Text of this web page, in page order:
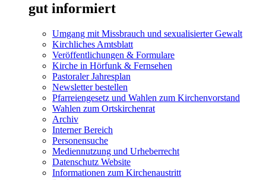
gut informiert
Umgang mit Missbrauch und sexualisierter Gewalt
Kirchliches Amtsblatt
Veröffentlichungen & Formulare
Kirche in Hörfunk & Fernsehen
Pastoraler Jahresplan
Newsletter bestellen
Pfarreiengesetz und Wahlen zum Kirchenvorstand
Wahlen zum Ortskirchenrat
Archiv
Interner Bereich
Personensuche
Mediennutzung und Urheberrecht
Datenschutz Website
Informationen zum Kirchenaustritt